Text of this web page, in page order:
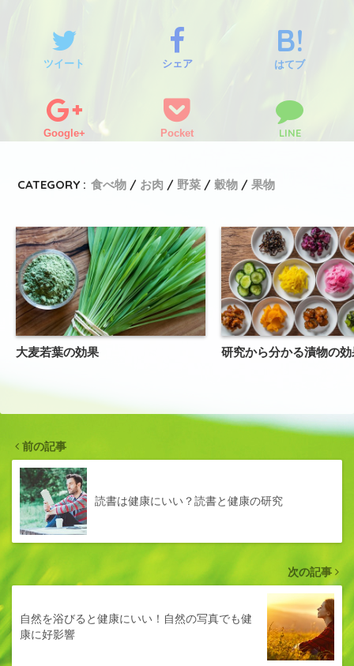
ツイート シェア はてブ
Google+ Pocket LINE
CATEGORY : 食べ物 お肉 野菜 穀物 果物
大麦若葉の効果 研究から分かる漬物の効
前の記事
読書は健康にいい？読書と健康の研究
次の記事
自然を浴びると健康にいい！自然の写真でも健
康に好影響